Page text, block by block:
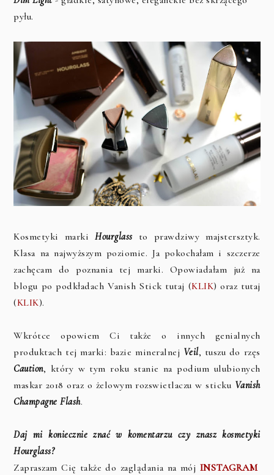
pyłu.
Kosmetyki markiHourglassto prawdziwy majstersztyk.
Klasa na najwyższym poziomie. Ja pokochałam i szczerze
zachęcam do poznania tej marki. Opowiadałam już na
blogu po podkładach Vanish Stick tutaj (KLIK) oraz tutaj
(KLIK).
Wkrótce opowiem Ci także o innych genialnych
produktach tej marki: bazie mineralnej Veil, tuszu do rzęs
Caution, który w tym roku stanie na podium ulubionych
maskar 2018 oraz o żelowym rozswietlaczu w sticku Vanish
Champagne Flash.
Daj mi koniecznie znać w komentarzu czy znasz kosmetyki
Hourglass?
Zapraszam Cię także do zaglądania na mój INSTAGRAM